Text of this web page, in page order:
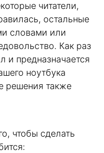
читатели,
остальные
словами или
Как раз
и предназначается
ноутбука
решения также
чтобы сделать